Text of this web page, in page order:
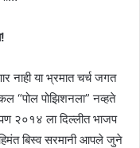
नाही या भ्रमात चर्च जगत
“पोल पोझिशनला” नव्हते
पण २०१४ ला दिल्लीत भाजप
बिस्व सरमानी आपले जुने